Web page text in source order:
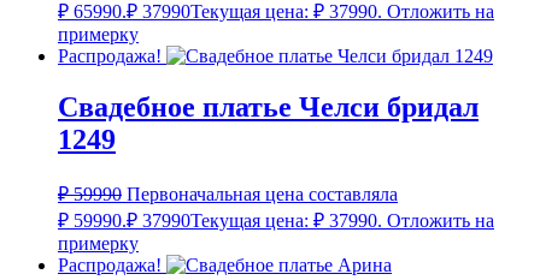
₽ 65990.₽ 37990Текущая цена: ₽ 37990. Отложить на
примерку
Распродажа!
Свадебное платье Челси бридал
1249
₽59990 Первоначальная цена составляла
₽ 59990.₽ 37990Текущая цена: ₽ 37990. Отложить на
примерку
Распродажа!